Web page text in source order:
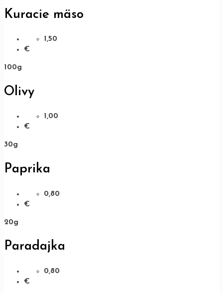
Kuracie mäso
1,50
€
100g
Olivy
1,00
€
30g
Paprika
0,80
€
20g
Paradajka
0,80
€